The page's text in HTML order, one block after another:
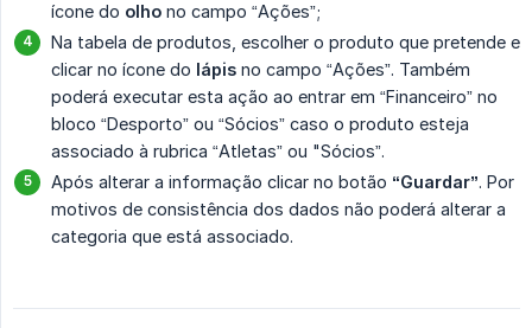
ícone do olho no campo “Ações”;
Na tabela de produtos, escolher o produto que pretende e
clicar no ícone do lápis no campo “Ações”. Também
poderá executar esta ação ao entrar em “Financeiro” no
bloco “Desporto” ou “Sócios” caso o produto esteja
associado à rubrica “Atletas” ou "Sócios”.
Após alterar a informação clicar no botão “Guardar”. Por
motivos de consistência dos dados não poderá alterar a
categoria que está associado.